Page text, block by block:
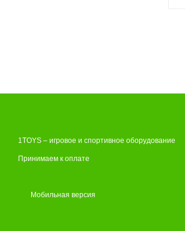
1TOYS – игровое и спортивное оборудование
Принимаем к оплате
Мобильная версия